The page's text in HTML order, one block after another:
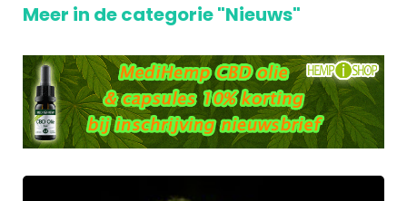
Meer in de categorie "Nieuws"